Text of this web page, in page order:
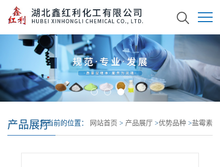
产品展厅您当前的位置： 网站首页 > 产品展厅 >优势品种 >盐霉素